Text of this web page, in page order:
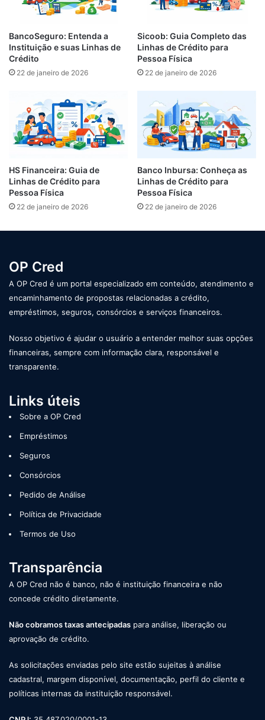
BancoSeguro: Entenda a
Instituição e suas Linhas de
Crédito
22 de janeiro de 2026
Sicoob: Guia Completo das
Linhas de Crédito para
Pessoa Física
22 de janeiro de 2026
HS Financeira: Guia de
Linhas de Crédito para
Pessoa Física
22 de janeiro de 2026
Banco Inbursa: Conheça as
Linhas de Crédito para
Pessoa Física
22 de janeiro de 2026
OP Cred
A OP Cred é um portal especializado em conteúdo, atendimento e
encaminhamento de propostas relacionadas a crédito,
empréstimos, seguros, consórcios e serviços financeiros.
Nosso objetivo é ajudar o usuário a entender melhor suas opções
financeiras, sempre com informação clara, responsável e
transparente.
Links úteis
Sobre a OP Cred
Empréstimos
Seguros
Consórcios
Pedido de Análise
Política de Privacidade
Termos de Uso
Transparência
A OP Cred não é banco, não é instituição financeira e não
concede crédito diretamente.
Não cobramos taxas antecipadas para análise, liberação ou
aprovação de crédito.
As solicitações enviadas pelo site estão sujeitas à análise
cadastral, margem disponível, documentação, perfil do cliente e
políticas internas da instituição responsável.